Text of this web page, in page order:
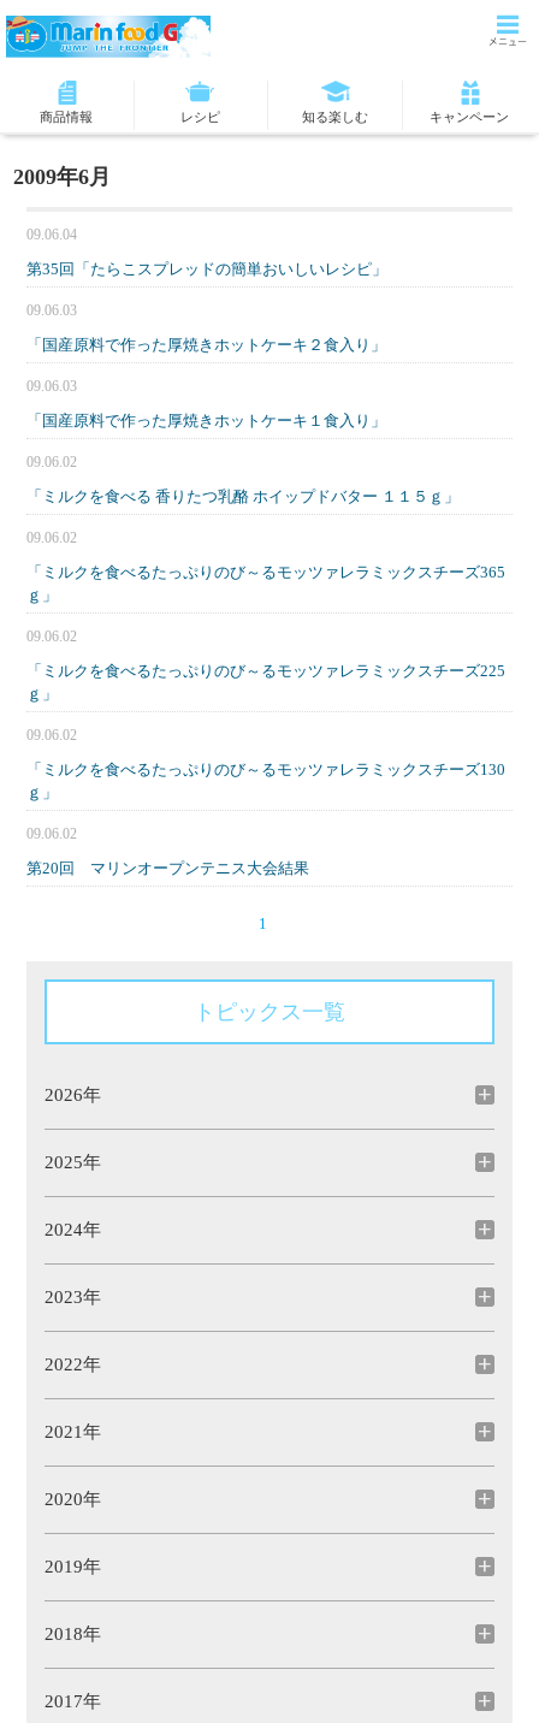
商品情報 レシピ 知る楽しむ キャンペーン
2009年6月
09.06.04
第35回「たらこスプレッドの簡単おいしいレシピ」
09.06.03
「国産原料で作った厚焼きホットケーキ２食入り」
09.06.03
「国産原料で作った厚焼きホットケーキ１食入り」
09.06.02
「ミルクを食べる 香りたつ乳酪 ホイップドバター １１５ｇ」
09.06.02
「ミルクを食べるたっぷりのび～るモッツァレラミックスチーズ365
ｇ」
09.06.02
「ミルクを食べるたっぷりのび～るモッツァレラミックスチーズ225
ｇ」
09.06.02
「ミルクを食べるたっぷりのび～るモッツァレラミックスチーズ130
ｇ」
09.06.02
第20回 マリンオープンテニス大会結果
1
トピックス一覧
2026年
2025年
2024年
2023年
2022年
2021年
2020年
2019年
2018年
2017年